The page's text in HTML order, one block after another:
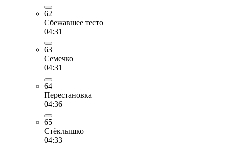
62
Сбежавшее тесто
04:31
63
Семечко
04:31
64
Перестановка
04:36
65
Стёклышко
04:33